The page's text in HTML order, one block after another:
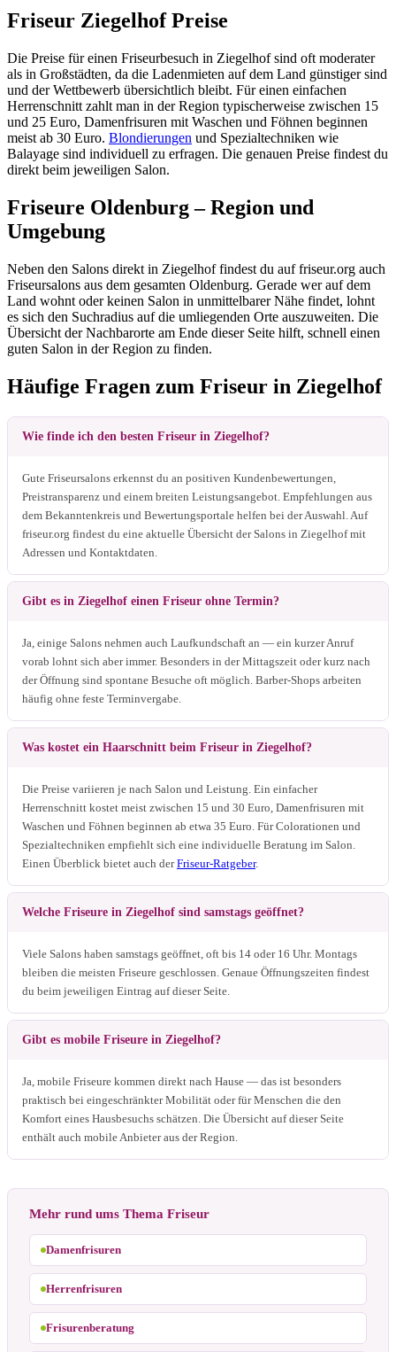
Friseur Ziegelhof Preise
Die Preise für einen Friseurbesuch in Ziegelhof sind oft moderater
als in Großstädten, da die Ladenmieten auf dem Land günstiger sind
und der Wettbewerb übersichtlich bleibt. Für einen einfachen
Herrenschnitt zahlt man in der Region typischerweise zwischen 15
und 25 Euro, Damenfrisuren mit Waschen und Föhnen beginnen
meist ab 30 Euro. Blondierungen und Spezialtechniken wie
Balayage sind individuell zu erfragen. Die genauen Preise findest du
direkt beim jeweiligen Salon.
Friseure Oldenburg – Region und
Umgebung
Neben den Salons direkt in Ziegelhof findest du auf friseur.org auch
Friseursalons aus dem gesamten Oldenburg. Gerade wer auf dem
Land wohnt oder keinen Salon in unmittelbarer Nähe findet, lohnt
es sich den Suchradius auf die umliegenden Orte auszuweiten. Die
Übersicht der Nachbarorte am Ende dieser Seite hilft, schnell einen
guten Salon in der Region zu finden.
Häufige Fragen zum Friseur in Ziegelhof
Wie finde ich den besten Friseur in Ziegelhof?
Gute Friseursalons erkennst du an positiven Kundenbewertungen,
Preistransparenz und einem breiten Leistungsangebot. Empfehlungen aus
dem Bekanntenkreis und Bewertungsportale helfen bei der Auswahl. Auf
friseur.org findest du eine aktuelle Übersicht der Salons in Ziegelhof mit
Adressen und Kontaktdaten.
Gibt es in Ziegelhof einen Friseur ohne Termin?
Ja, einige Salons nehmen auch Laufkundschaft an — ein kurzer Anruf
vorab lohnt sich aber immer. Besonders in der Mittagszeit oder kurz nach
der Öffnung sind spontane Besuche oft möglich. Barber-Shops arbeiten
häufig ohne feste Terminvergabe.
Was kostet ein Haarschnitt beim Friseur in Ziegelhof?
Die Preise variieren je nach Salon und Leistung. Ein einfacher
Herrenschnitt kostet meist zwischen 15 und 30 Euro, Damenfrisuren mit
Waschen und Föhnen beginnen ab etwa 35 Euro. Für Colorationen und
Spezialtechniken empfiehlt sich eine individuelle Beratung im Salon.
Einen Überblick bietet auch derFriseur-Ratgeber.
Welche Friseure in Ziegelhof sind samstags geöffnet?
Viele Salons haben samstags geöffnet, oft bis 14 oder 16 Uhr. Montags
bleiben die meisten Friseure geschlossen. Genaue Öffnungszeiten findest
du beim jeweiligen Eintrag auf dieser Seite.
Gibt es mobile Friseure in Ziegelhof?
Ja, mobile Friseure kommen direkt nach Hause — das ist besonders
praktisch bei eingeschränkter Mobilität oder für Menschen die den
Komfort eines Hausbesuchs schätzen. Die Übersicht auf dieser Seite
enthält auch mobile Anbieter aus der Region.
Mehr rund ums Thema Friseur
Damenfrisuren
Herrenfrisuren
Frisurenberatung